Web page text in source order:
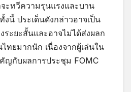
ะทวีความรุนแรงและบาน
นี้ ประเด็นดังกล่าวอาจเป็น
ระยะสั้นและอาจไม่ได้ส่งผลก
ทยมากนัก เนื่องจากผู้เล่นใน
ญกับผลการประชุม FOMC